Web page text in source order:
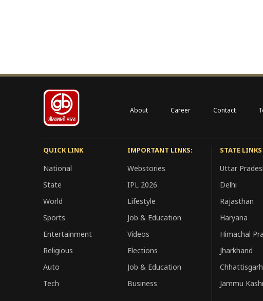
About Career Contact
QUICK LINK
National
State
World
Sports
Entertainment
Religious
Auto
Tech
IMPORTANT LINKS:
Webstories
IPL 2026
Lifestyle
Job & Education
Videos
Elections
Job & Education
Business
STATE LINKS
Uttar
Delhi
Rajasthan
Haryana
Himachal
Jharkhand
Chhattisgarh
Jammu